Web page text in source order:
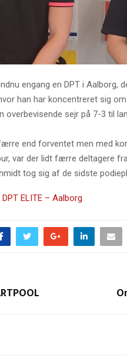
engang en DPT i Aalborg,
han har koncentreret sig
overbevisende sejr på 7-3 til
end forventet men med
var der lidt færre deltagere
tog sig af de sidste
ELITE – Aalborg